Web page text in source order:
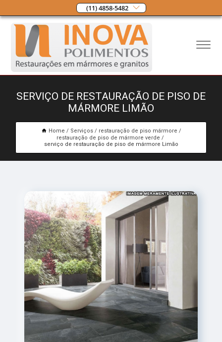
(11) 4858-5482
SERVIÇO DE RESTAURAÇÃO DE PISO DE
MÁRMORE LIMÃO
Home Serviços
restauração de piso mármore
restauração de piso de mármore verde
serviço de restauração de piso de mármore Limão